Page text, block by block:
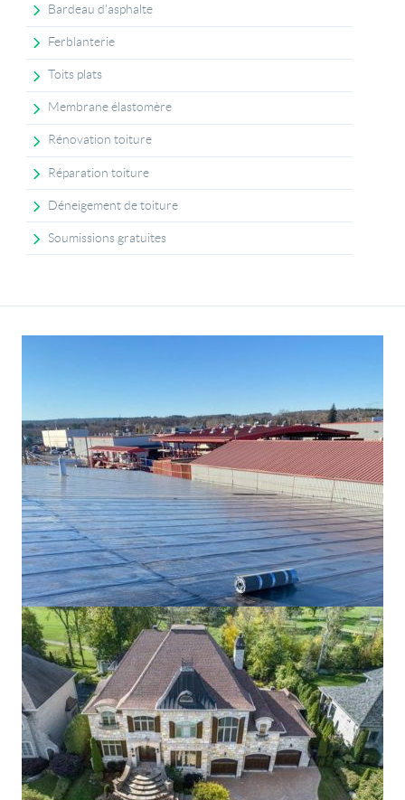
Bardeau d'asphalte
Ferblanterie
Toits plats
Membrane élastomère
Rénovation toiture
Réparation toiture
Déneigement de toiture
Soumissions gratuites